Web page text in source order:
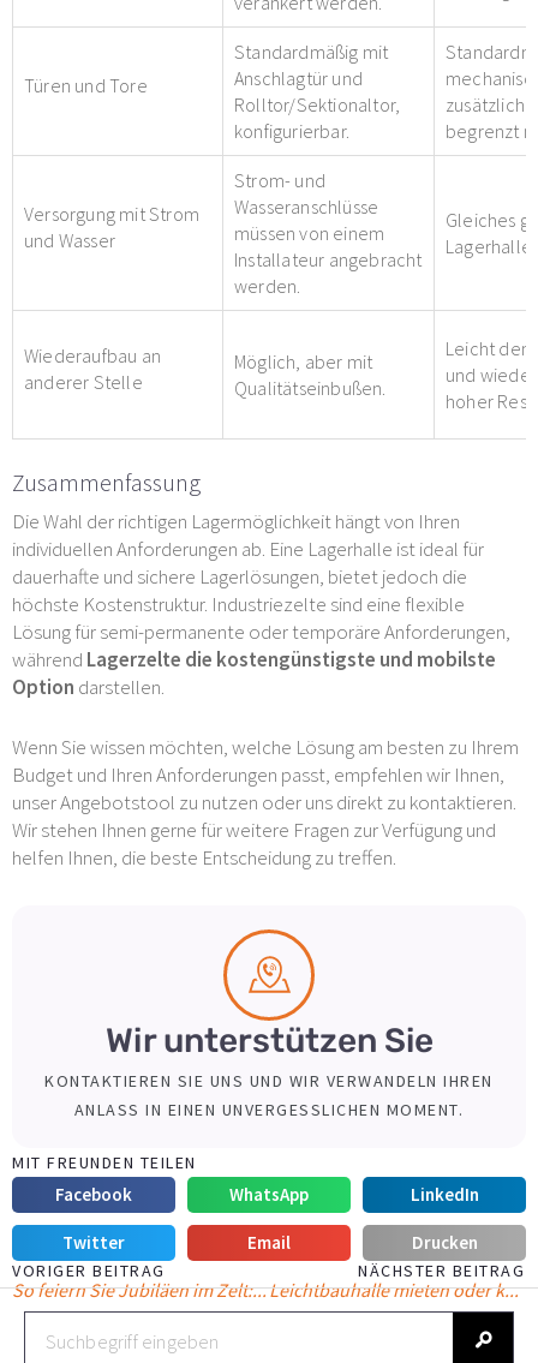
Türen und Tore
Standardmäßig mit
Anschlagtür und
Rolltor/Sektionaltor,
konfigurierbar.
begrenzt
Versorgung mit Strom
und Wasser
Strom- und
Wasseranschlüsse
müssen von einem
Installateur angebracht
werden.
Gleiches
Wiederaufbau an
anderer Stelle
Möglich, aber mit
Qualitätseinbußen.
Leicht
und
hoher
Zusammenfassung
Die Wahl der richtigen Lagermöglichkeit hängt von Ihren
individuellen Anforderungen ab. Eine Lagerhalle ist ideal für
dauerhafte und sichere Lagerlösungen, bietet jedoch die
höchste Kostenstruktur. Industriezelte sind eine flexible
Lösung für semi-permanente oder temporäre Anforderungen,
während Lagerzelte die kostengünstigste und mobilste
Option darstellen.
Wenn Sie wissen möchten, welche Lösung am besten zu Ihrem
Budget und Ihren Anforderungen passt, empfehlen wir Ihnen,
unser Angebotstool zu nutzen oder uns direkt zu kontaktieren.
Wir stehen Ihnen gerne für weitere Fragen zur Verfügung und
helfen Ihnen, die beste Entscheidung zu treffen.
Wir unterstützen Sie
KONTAKTIEREN SIE UNS UND WIR VERWANDELN IHREN
ANLASS IN EINEN UNVERGESSLICHEN MOMENT.
MIT FREUNDEN TEILEN
Facebook WhatsApp LinkedIn
Twitter Email Drucken
VORIGER BEITRAG
So feiern Sie Jubiläen im Zelt: Ideen und Konzepte
NÄCHSTER BEITRAG
Leichtbauhalle mieten oder kaufen: Vor- und Nachteile für Unternehmen
S